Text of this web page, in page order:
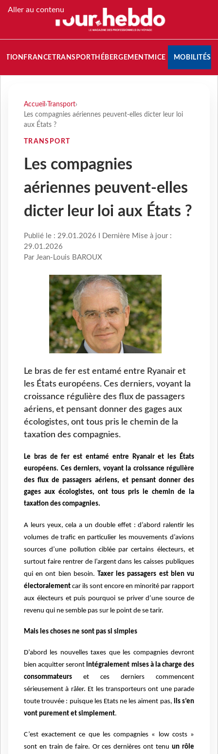
Aller au contenu
FRANCETRANSPORT HÉBERGEMENTMICE MOBILITÉS
Accueil › Transport›
Les compagnies aériennes peuvent-elles dicter leur loi
aux États ?
TRANSPORT
Les compagnies
aériennes peuvent-elles
dicter leur loi aux États ?
Publié le : 29.01.2026 I Dernière Mise à jour :
29.01.2026
Par Jean-Louis BAROUX
Le bras de fer est entamé entre Ryanair et
les États européens. Ces derniers, voyant la
croissance régulière des flux de passagers
aériens, et pensant donner des gages aux
écologistes, ont tous pris le chemin de la
taxation des compagnies.
Le bras de fer est entamé entre Ryanair et les États
européens. Ces derniers, voyant la croissance régulière
des flux de passagers aériens, et pensant donner des
gages aux écologistes, ont tous pris le chemin de la
taxation des compagnies.
A leurs yeux, cela a un double effet : d’abord ralentir les
volumes de trafic en particulier les mouvements d’avions
sources d’une pollution ciblée par certains électeurs, et
surtout faire rentrer de l’argent dans les caisses publiques
qui en ont bien besoin. Taxer les passagers est bien vu
électoralement car ils sont encore en minorité par rapport
aux électeurs et puis pourquoi se priver d’une source de
revenu qui ne semble pas sur le point de se tarir.
Mais les choses ne sont pas si simples
D’abord les nouvelles taxes que les compagnies devront
bien acquitter seront intégralement mises à la charge des
consommateurs et ces derniers commencent
sérieusement à râler. Et les transporteurs ont une parade
toute trouvée : puisque les Etats ne les aiment pas, ils s’en
vont purement et simplement.
C’est exactement ce que les compagnies « low costs »
sont en train de faire. Or ces dernières ont tenuun rôle